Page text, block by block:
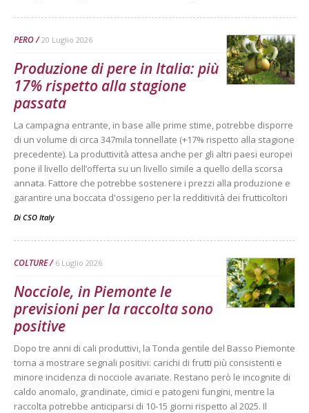
PERO 20 Luglio 2026
Produzione di pere in Italia: più
17% rispetto alla stagione
passata
La campagna entrante, in base alle prime stime, potrebbe disporre
di un volume di circa 347mila tonnellate (+17% rispetto alla stagione
precedente). La produttività attesa anche per gli altri paesi europei
pone il livello dell’offerta su un livello simile a quello della scorsa
annata. Fattore che potrebbe sostenere i prezzi alla produzione e
garantire una boccata d'ossigeno per la redditività dei frutticoltori
Di CSO Italy
COLTURE 6 Luglio 2026
Nocciole, in Piemonte le
previsioni per la raccolta sono
positive
Dopo tre anni di cali produttivi, la Tonda gentile del Basso Piemonte
torna a mostrare segnali positivi: carichi di frutti più consistenti e
minore incidenza di nocciole avariate. Restano però le incognite di
caldo anomalo, grandinate, cimici e patogeni fungini, mentre la
raccolta potrebbe anticiparsi di 10-15 giorni rispetto al 2025. Il